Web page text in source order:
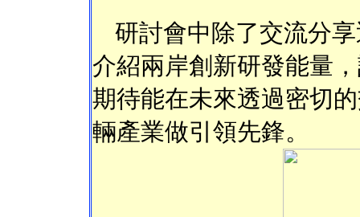
研討會中除了交流分
介紹兩岸創新研發能量
期待能在未來透過密切
輛產業做引領先鋒。